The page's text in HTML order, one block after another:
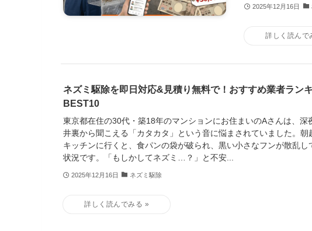
2025年12月16日
ネズミ駆除を即日対応&見積り無料で！おすすめ業者ラン
BEST10
東京都在住の30代・築18年のマンションにお住まいのAさんは、深
井裏から聞こえる「カタカタ」という音に悩まされていました。朝
キッチンに行くと、食パンの袋が破られ、黒い小さなフンが散乱し
状況です。「もしかしてネズミ…？」と不安...
2025年12月16日 ネズミ駆除